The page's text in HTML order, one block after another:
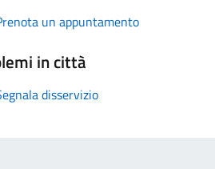
un appuntamento
in città
disservizio